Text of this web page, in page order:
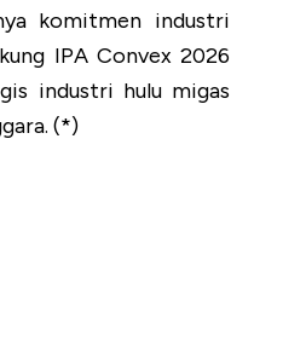
komitmen industri
IPA Convex 2026
industri hulu migas
(*)